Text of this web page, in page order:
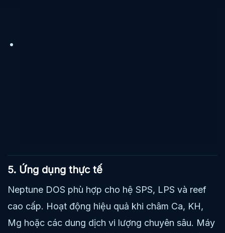
5. Ứng dụng thực tế
Neptune DOS phù hợp cho hệ SPS, LPS và reef
cao cấp. Hoạt động hiệu quả khi châm Ca, KH,
Mg hoặc các dung dịch vi lượng chuyên sâu. Máy